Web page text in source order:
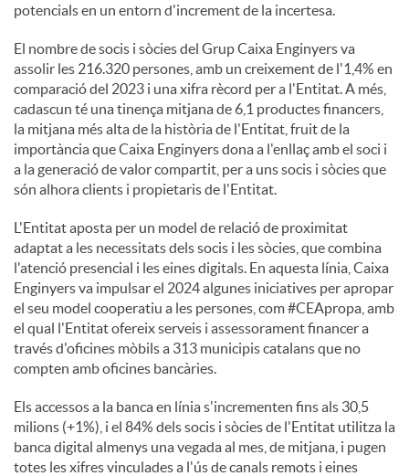
potencials en un entorn d'increment de la incertesa.
El nombre de socis i sòcies del Grup Caixa Enginyers va
assolir les 216.320 persones, amb un creixement de l'1,4% en
comparació del 2023 i una xifra rècord per a l'Entitat. A més,
cadascun té una tinença mitjana de 6,1 productes financers,
la mitjana més alta de la història de l'Entitat, fruit de la
importància que Caixa Enginyers dona a l'enllaç amb el soci i
a la generació de valor compartit, per a uns socis i sòcies que
són alhora clients i propietaris de l'Entitat.
L'Entitat aposta per un model de relació de proximitat
adaptat a les necessitats dels socis i les sòcies, que combina
l'atenció presencial i les eines digitals. En aquesta línia, Caixa
Enginyers va impulsar el 2024 algunes iniciatives per apropar
el seu model cooperatiu a les persones, com #CEApropa, amb
el qual l'Entitat ofereix serveis i assessorament financer a
través d'oficines mòbils a 313 municipis catalans que no
compten amb oficines bancàries.
Els accessos a la banca en línia s'incrementen fins als 30,5
milions (+1%), i el 84% dels socis i sòcies de l'Entitat utilitza la
banca digital almenys una vegada al mes, de mitjana, i pugen
totes les xifres vinculades a l'ús de canals remots i eines